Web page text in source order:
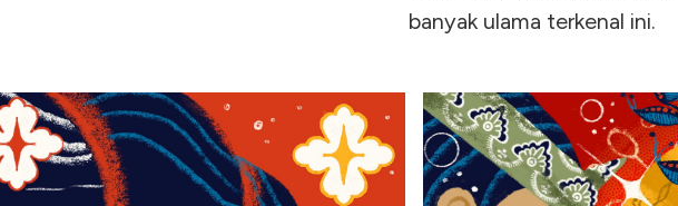
banyak ulama terkenal ini.